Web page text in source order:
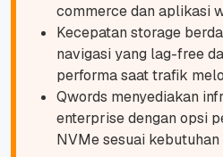
commerce dan aplikasi
Kecepatan storage
navigasi yang lag-free
performa saat trafik
Qwords menyediakan
enterprise dengan opsi
NVMe sesuai